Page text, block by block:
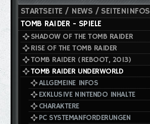
STARTSEITE / NEWS / SEITENINFOS
TOMB RAIDER - SPIELE
SHADOW OF THE TOMB RAIDER
RISE OF THE TOMB RAIDER
TOMB RAIDER (REBOOT, 2013)
TOMB RAIDER UNDERWORLD
ALLGEMEINE INFOS
EXKLUSIVE NINTENDO INHALTE
CHARAKTERE
PC SYSTEMANFORDERUNGEN